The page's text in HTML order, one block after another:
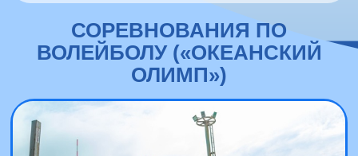
СОРЕВНОВАНИЯ ПО
ВОЛЕЙБОЛУ («ОКЕАНСКИЙ
ОЛИМП»)